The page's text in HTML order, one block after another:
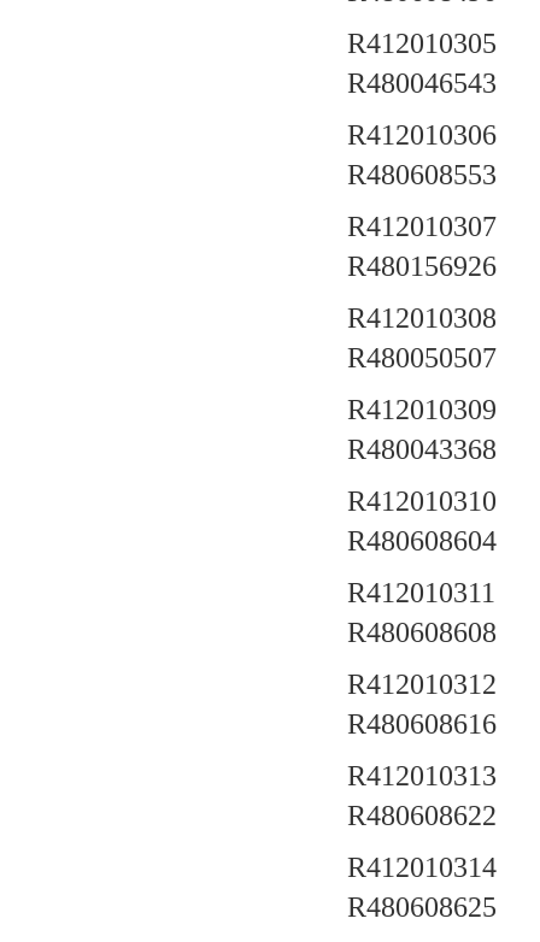
R412010305
R480046543
R412010306
R480608553
R412010307
R480156926
R412010308
R480050507
R412010309
R480043368
R412010310
R480608604
R412010311
R480608608
R412010312
R480608616
R412010313
R480608622
R412010314
R480608625